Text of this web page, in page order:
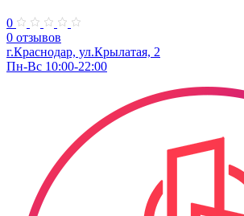
0
0 отзывов
г.Краснодар, ул.Крылатая, 2
Пн-Вс 10:00-22:00